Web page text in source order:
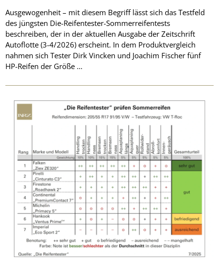
Ausgewogenheit – mit diesem Begriff lässt sich das Testfeld
des jüngsten Die-Reifentester-Sommerreifentests
beschreiben, der in der aktuellen Ausgabe der Zeitschrift
Autoflotte (3-4/2026) erscheint. In dem Produktvergleich
nahmen sich Tester Dirk Vincken und Joachim Fischer fünf
HP-Reifen der Größe …